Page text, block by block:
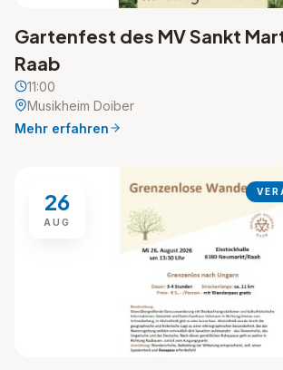
Gartenfest des MV Sankt
Raab
11:00
Musikheim Doiber
Mehr erfahren
26
AUG